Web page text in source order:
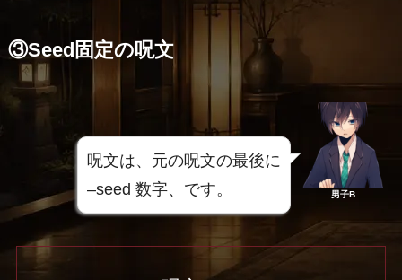
③Seed固定の呪文
呪文は、元の呪文の最後に
–seed 数字、です。
男子B